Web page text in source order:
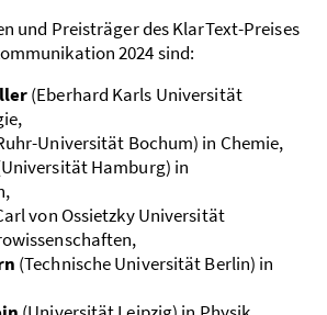
und Preisträger des KlarText-Preises
2024 sind:
(Eberhard Karls Universität
Universität Bochum) in Chemie,
Hamburg) in
von Ossietzky Universität
(Technische Universität Berlin) in